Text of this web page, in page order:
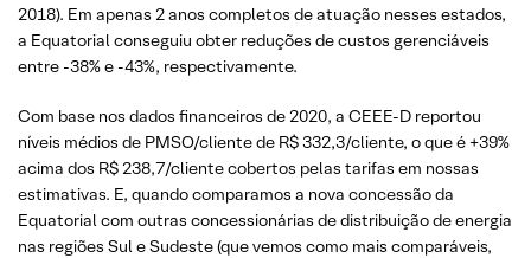
2018). Em apenas 2 anos completos de atuação nesses estados,
a Equatorial conseguiu obter reduções de custos gerenciáveis
entre -38% e -43%, respectivamente.
Com base nos dados financeiros de 2020, a CEEE-D reportou
níveis médios de PMSO/cliente de R$ 332,3/cliente, o que é +39%
acima dos R$ 238,7/cliente cobertos pelas tarifas em nossas
estimativas. E, quando comparamos a nova concessão da
Equatorial com outras concessionárias de distribuição de energia
nas regiões Sul e Sudeste (que vemos como mais comparáveis,